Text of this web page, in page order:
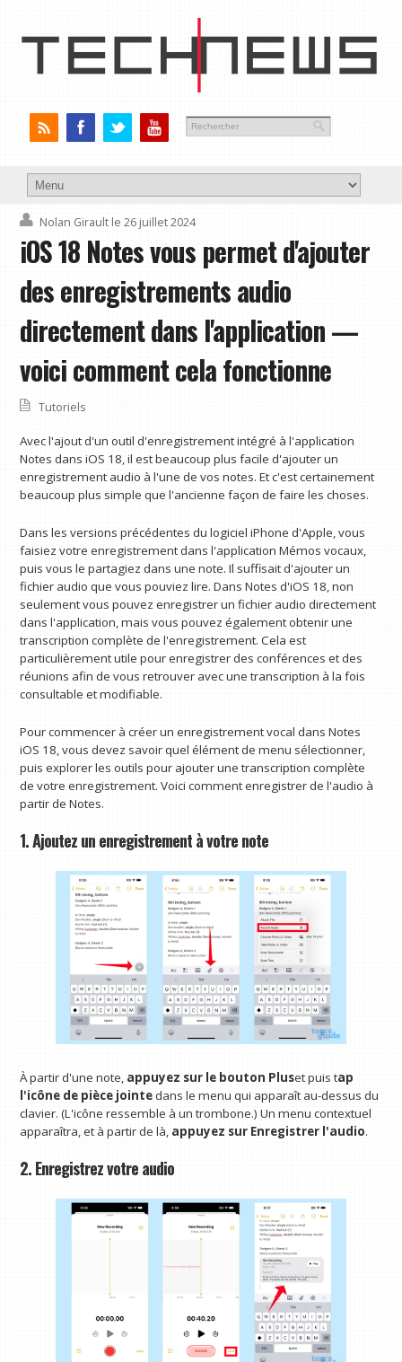
Nolan Girault le 26 juillet 2024
iOS 18 Notes vous permet d'ajouter
des enregistrements audio
directement dans l'application —
voici comment cela fonctionne
Tutoriels
Avec l'ajout d'un outil d'enregistrement intégré à l'application
Notes dans iOS 18, il est beaucoup plus facile d'ajouter un
enregistrement audio à l'une de vos notes. Et c'est certainement
beaucoup plus simple que l'ancienne façon de faire les choses.
Dans les versions précédentes du logiciel iPhone d'Apple, vous
faisiez votre enregistrement dans l'application Mémos vocaux,
puis vous le partagiez dans une note. Il suffisait d'ajouter un
fichier audio que vous pouviez lire. Dans Notes d'iOS 18, non
seulement vous pouvez enregistrer un fichier audio directement
dans l'application, mais vous pouvez également obtenir une
transcription complète de l'enregistrement. Cela est
particulièrement utile pour enregistrer des conférences et des
réunions afin de vous retrouver avec une transcription à la fois
consultable et modifiable.
Pour commencer à créer un enregistrement vocal dans Notes
iOS 18, vous devez savoir quel élément de menu sélectionner,
puis explorer les outils pour ajouter une transcription complète
de votre enregistrement. Voici comment enregistrer de l'audio à
partir de Notes.
1. Ajoutez un enregistrement à votre note
À partir d'une note, appuyez sur le bouton Pluset puis tap
l'icône de pièce jointedans le menu qui apparaît au-dessus du
clavier. (L'icône ressemble à un trombone.) Un menu contextuel
apparaîtra, et à partir de là, appuyez sur Enregistrer l'audio.
2. Enregistrez votre audio